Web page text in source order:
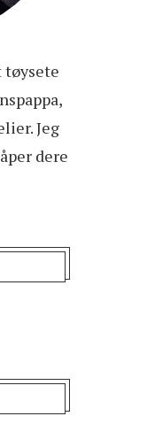
tøysete
Jeg
dere